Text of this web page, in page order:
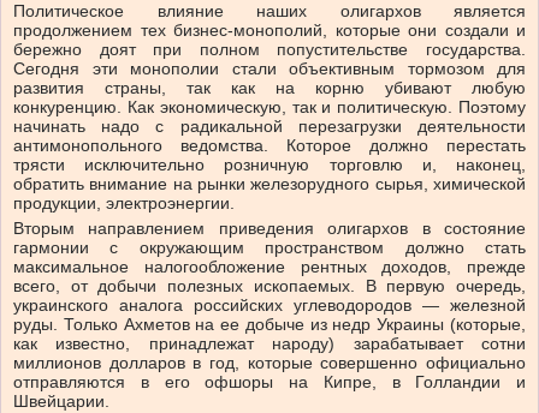
Политическое влияние наших олигархов является
продолжением тех бизнес-монополий, которые они создали и
бережно доят при полном попустительстве государства.
Сегодня эти монополии стали объективным тормозом для
развития страны, так как на корню убивают любую
конкуренцию. Как экономическую, так и политическую. Поэтому
начинать надо с радикальной перезагрузки деятельности
антимонопольного ведомства. Которое должно перестать
трясти исключительно розничную торговлю и, наконец,
обратить внимание на рынки железорудного сырья, химической
продукции, электроэнергии.
Вторым направлением приведения олигархов в состояние
гармонии с окружающим пространством должно стать
максимальное налогообложение рентных доходов, прежде
всего, от добычи полезных ископаемых. В первую очередь,
украинского аналога российских углеводородов — железной
руды. Только Ахметов на ее добыче из недр Украины (которые,
как известно, принадлежат народу) зарабатывает сотни
миллионов долларов в год, которые совершенно официально
отправляются в его офшоры на Кипре, в Голландии и
Швейцарии.